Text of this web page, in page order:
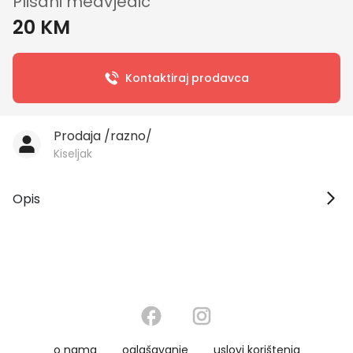
20 KM
Kontaktiraj prodavca
Prodaja /razno/
Kiseljak
Opis
o nama oglašavanje uslovi korištenja